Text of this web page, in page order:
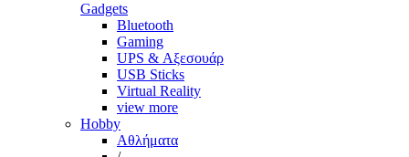
Gadgets
Bluetooth
Gaming
UPS & Αξεσουάρ
USB Sticks
Virtual Reality
view more
Hobby
Αθλήματα